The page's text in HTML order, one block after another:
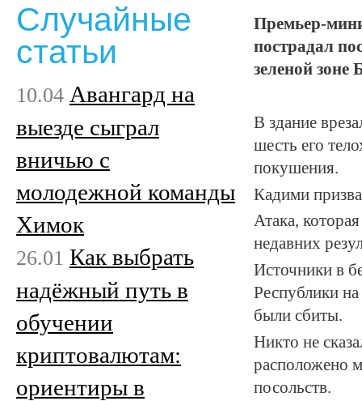
Премьер-
пострадал
зеленой зоне
В здание
шесть его
покушения.
Кадими
Атака,
недавних
Источники в
Республики
были сбиты.
Никто не
расположено
посольств.
Случайные
статьи
10.04 Авангард на
выезде сыграл
вничью с
молодежной команды
Химок
26.01 Как выбрать
надёжный путь в
обучении
криптовалютам:
ориентиры в